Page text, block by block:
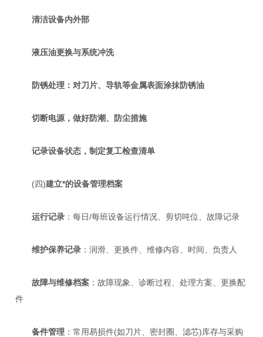
清洁设备内外部
液压油更换与系统冲洗
防锈处理：对刀片、导轨等金属表面涂抹防锈油
切断电源，做好防潮、防尘措施
记录设备状态，制定复工检查清单
(四)建立*的设备管理档案
运行记录 ：每日/每班设备运行情况、剪切吨位、故障记录
维护保养记录 ：润滑、更换件、维修内容、时间、负责人
故障与维修档案 ：故障现象、诊断过程、处理方案、更换配
件
备件管理 ：常用易损件(如刀片、密封圈、滤芯)库存与采购